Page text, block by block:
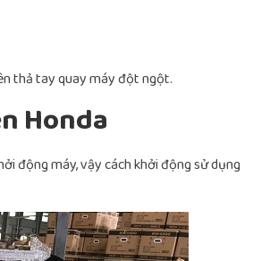
thả tay quay máy đột ngột.
Honda
động máy, vậy cách khởi động sử dụng